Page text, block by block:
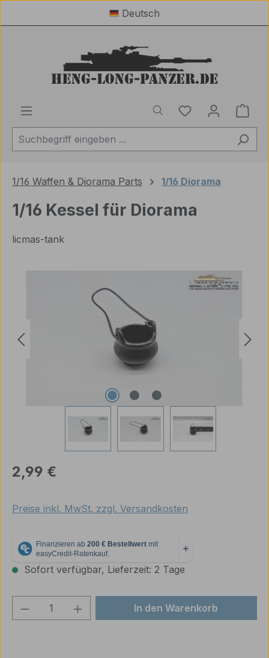
Zum Hauptinhalt springenDeutsch
Du hast 0
1/16 Waffen & Diorama Parts 1/16 Diorama
1/16 Kessel für Diorama
licmas-tank
Regulärer Preis:
2,99 €
Preise inkl. MwSt. zzgl. Versandkosten
Sofort verfügbar, Lieferzeit: 2 Tage
Produkt Anzahl: Gib denIn den Warenkorb